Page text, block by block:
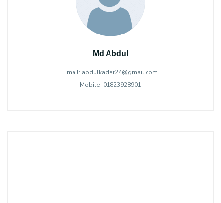
Md Abdul
Email: abdulkader24@gmail.com
Mobile: 01823928901